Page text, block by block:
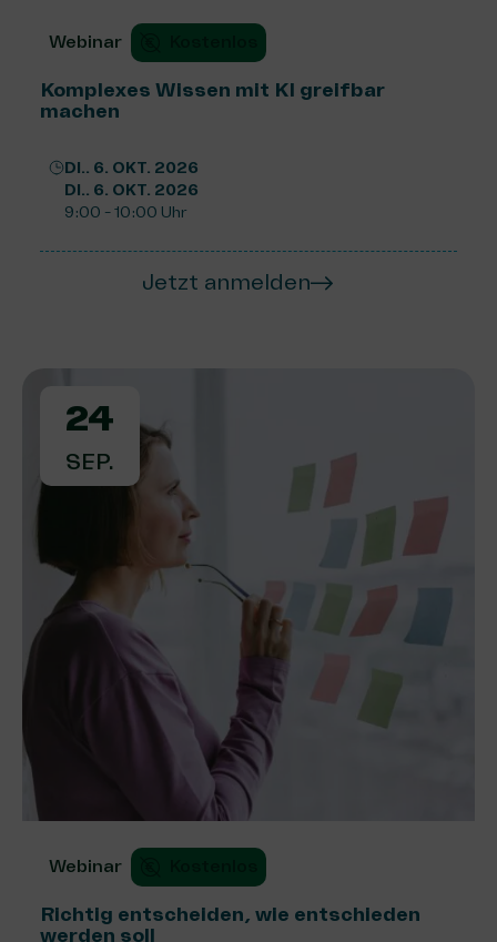
Webinar
Komplexes Wissen mit KI greifbar
machen
DI.. 6. OKT. 2026
DI.. 6. OKT. 2026
9:00 - 10:00 Uhr
Jetzt anmelden
24
SEP.
Webinar
Richtig entscheiden, wie entschieden
werden soll